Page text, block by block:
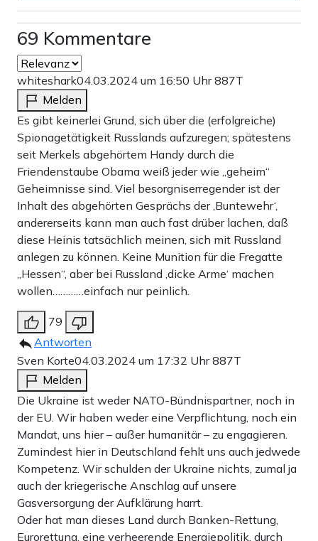
69 Kommentare
whiteshark04.03.2024 um 16:50 Uhr887T
Melden
Es gibt keinerlei Grund, sich über die (erfolgreiche)
Spionagetätigkeit Russlands aufzuregen; spätestens
seit Merkels abgehörtem Handy durch die
Friendenstaube Obama weiß jeder wie „geheim“
Geheimnisse sind. Viel besorgniserregender ist der
Inhalt des abgehörten Gesprächs der ‚Buntewehr‘,
andererseits kann man auch fast drüber lachen, daß
diese Heinis tatsächlich meinen, sich mit Russland
anlegen zu können. Keine Munition für die Fregatte
„Hessen“, aber bei Russland ‚dicke Arme‘ machen
wollen…………einfach nur peinlich.
79
Antworten
Sven Korte04.03.2024 um 17:32 Uhr887T
Melden
Die Ukraine ist weder NATO-Bündnispartner, noch in
der EU. Wir haben weder eine Verpflichtung, noch ein
Mandat, uns hier – außer humanitär – zu engagieren.
Zumindest hier in Deutschland fehlt uns auch jedwede
Kompetenz. Wir schulden der Ukraine nichts, zumal ja
auch der kriegerische Anschlag auf unsere
Gasversorgung der Aufklärung harrt.
Oder hat man dieses Land durch Banken-Rettung,
Eurorettung, eine verheerende Energiepolitik, durch